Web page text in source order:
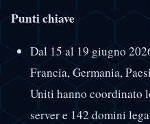
Punti chiave
Dal 15 al 19 giugno
Francia, Germania,
Uniti hanno coordinato
server e 142 domini